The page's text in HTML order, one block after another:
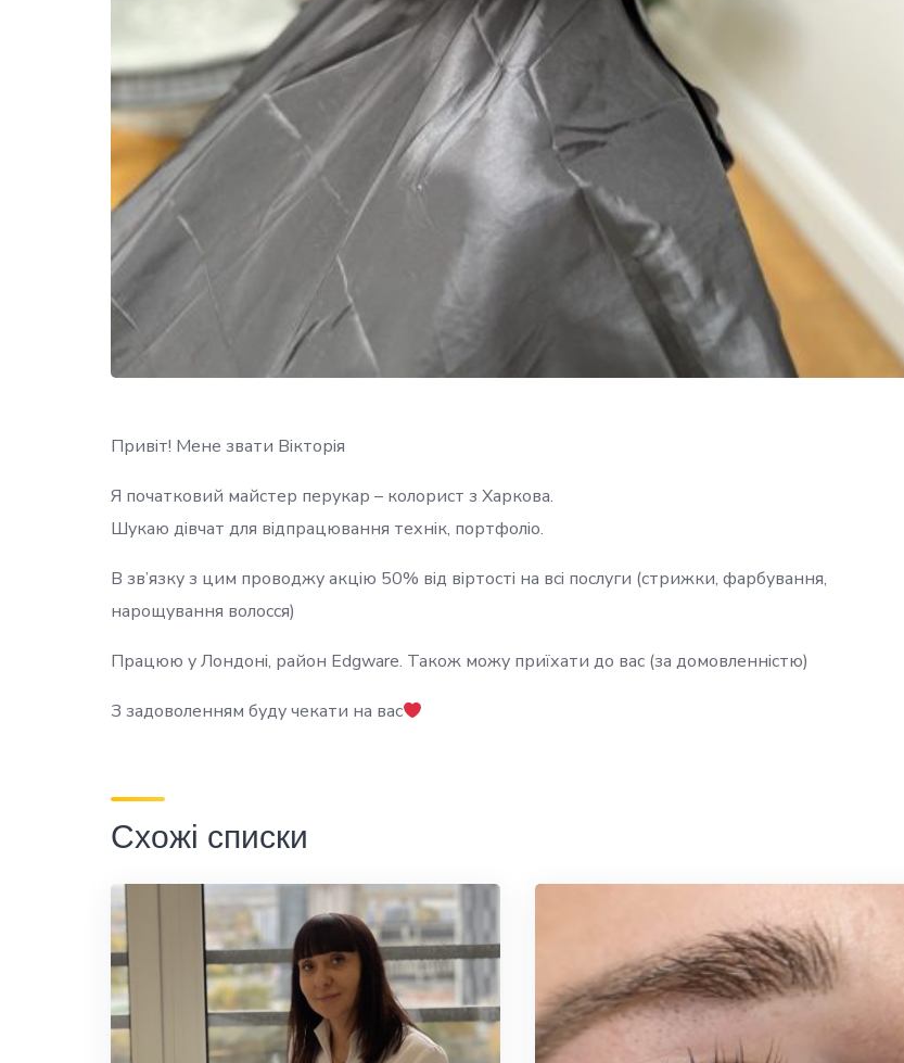
Привіт! Мене звати Вікторія
Я початковий майстер перукар – колорист з Харкова.
Шукаю дівчат для відпрацювання технік, портфоліо.
В зв’язку з цим проводжу акцію 50% від віртості на всі послуги (стрижки, фарбування,
нарощування волосся)
Працюю у Лондоні, район Edgware. Також можу приїхати до вас (за домовленністю)
З задоволенням буду чекати на вас
Схожі списки